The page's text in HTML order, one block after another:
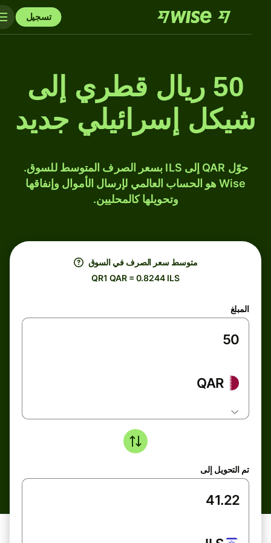
تسجيل
50 ريال قطري إلى
شيكل إسرائيلي جديد
حوّل QAR إلى ILS بسعر الصرف المتوسط للسوق.
Wise هو الحساب العالمي لإرسال الأموال وإنفاقها
وتحويلها كالمحليين.
متوسط ​​سعر الصرف في السوق
QR1 QAR = 0.8244 ILS
المبلغ
QAR
تم التحويل إلى